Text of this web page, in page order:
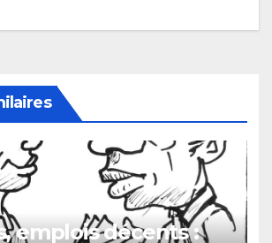
emplois décents :